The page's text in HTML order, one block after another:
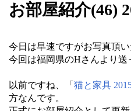
お部屋紹介(46)
今日は早速ですがお写真頂
今回は福岡県のHさんより送
以前ですね、「 猫と家具
方なんです。